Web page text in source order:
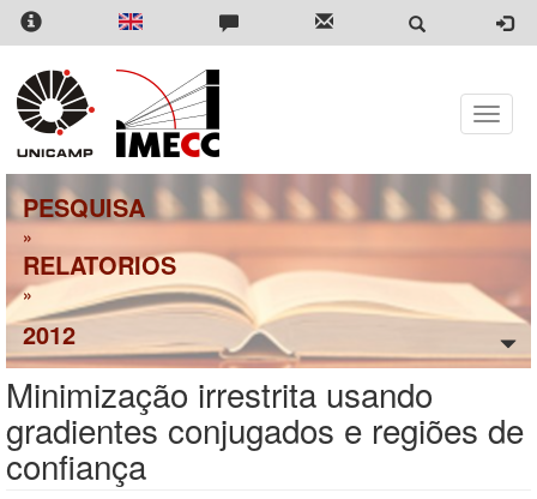
Pular
para
conteúdo
principal
Toggle
PESQUISA
»
RELATORIOS
»
2012
Minimização irrestrita usando
gradientes conjugados e regiões de
confiança